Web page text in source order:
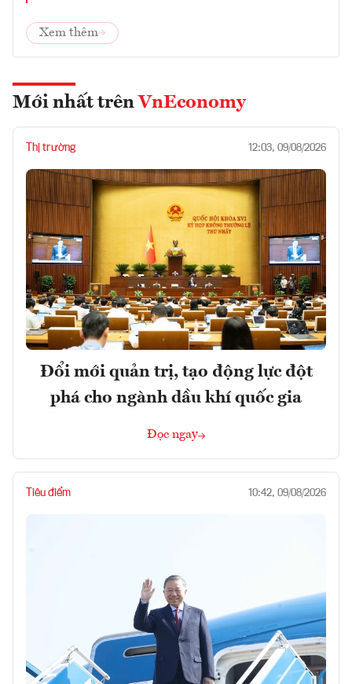
Xem thêm
Mới nhất trên VnEconomy
Thị trường 12:03, 09/08/2026
Đổi mới quản trị, tạo động lực đột
phá cho ngành dầu khí quốc gia
Đọc ngay
Tiêu điểm 10:42, 09/08/2026